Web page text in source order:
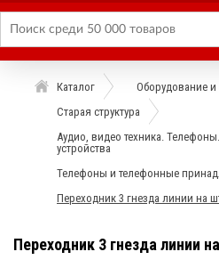
Каталог
Оборудование и
Старая структура
Аудио, видео техника.
устройства
Телефоны и телефонные
Переходник 3 гнезда линии на
Переходник 3 гнезда линии